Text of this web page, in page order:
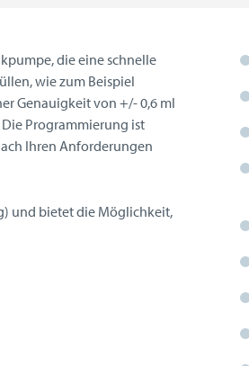
die eine schnelle
wie zum Beispiel
Genauigkeit von +/- 0,6 ml
Programmierung ist
Ihren Anforderungen
und bietet die Möglichkeit,